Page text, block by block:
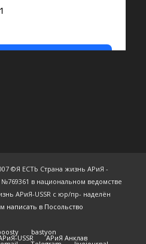
©Я ЕСТЬ Страна жизнь АРиЯ -
№769361 в национальном ведомстве
АРиЯ-USSR с юр/пр- наделён
написать в Посольство
bastyon
USSR АРиЯ Анклав